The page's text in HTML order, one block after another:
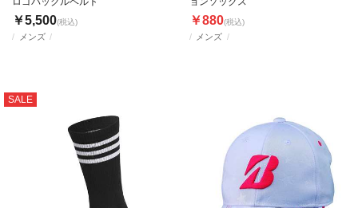
メンズ
￥5,500(税込)
メンズ
￥880(税込)
SALE